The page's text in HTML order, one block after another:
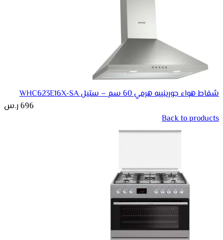
شفاط هواء جورينييه هرمي 60 سم – ستيل WHC623E16X-SA
696ر.س
Back to products